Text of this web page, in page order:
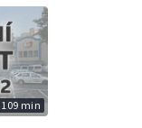
109 min